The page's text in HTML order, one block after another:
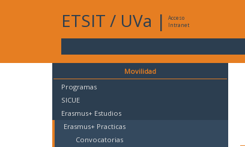
ETSIT / UVa |
Acceso
Intranet
Movilidad
Programas
SICUE
Erasmus+ Estudios
Erasmus+ Practicas
Convocatorias